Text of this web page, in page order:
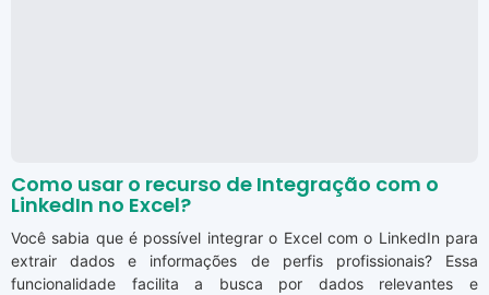
Como usar o recurso de Integração com o
LinkedIn no Excel?
Você sabia que é possível integrar o Excel com o LinkedIn para
extrair dados e informações de perfis profissionais? Essa
funcionalidade facilita a busca por dados relevantes e